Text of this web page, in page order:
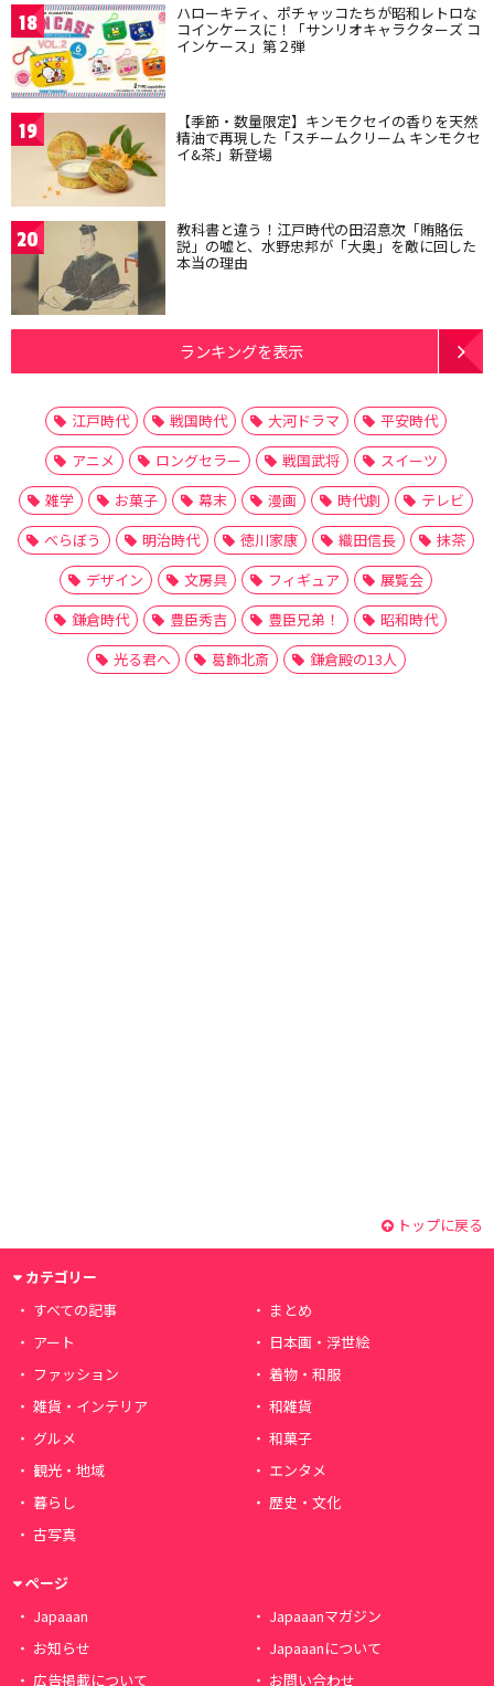
18 ハローキティ、ポチャッコたちが昭和レトロな
コインケースに！「サンリオキャラクターズ コ
インケース」第２弾
19 【季節・数量限定】キンモクセイの香りを天然
精油で再現した「スチームクリーム キンモクセ
イ&茶」新登場
20 教科書と違う！江戸時代の田沼意次「賄賂伝
説」の嘘と、水野忠邦が「大奥」を敵に回した
本当の理由
ランキングを表示
江戸時代 戦国時代 大河ドラマ
平安時代
アニメ
ロングセラー 戦国武将
スイーツ
雑学
お菓子 幕末 漫画 時代劇
テレビ
べらぼう
明治時代 徳川家康 織田信長
抹茶
デザイン
文房具 フィギュア
展覧会
鎌倉時代
豊臣秀吉 豊臣兄弟！
昭和時代
光る君へ
葛飾北斎 鎌倉殿の13人
トップに戻る
カテゴリー
すべての記事
まとめ
アート
日本画・浮世絵
ファッション
着物・和服
雑貨・インテリア
和雑貨
グルメ
和菓子
観光・地域
エンタメ
暮らし
歴史・文化
古写真
ページ
Japaaan
Japaaanマガジン
お知らせ
Japaaanについて
広告掲載について
お問い合わせ